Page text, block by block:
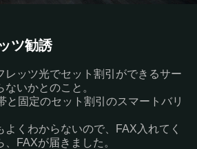
ツ勧誘
レッツ光でセット割引ができるサー
いかとのこと。
と固定のセット割引のスマートバリ
くわからないので、FAX入れてく
FAXが届きました。